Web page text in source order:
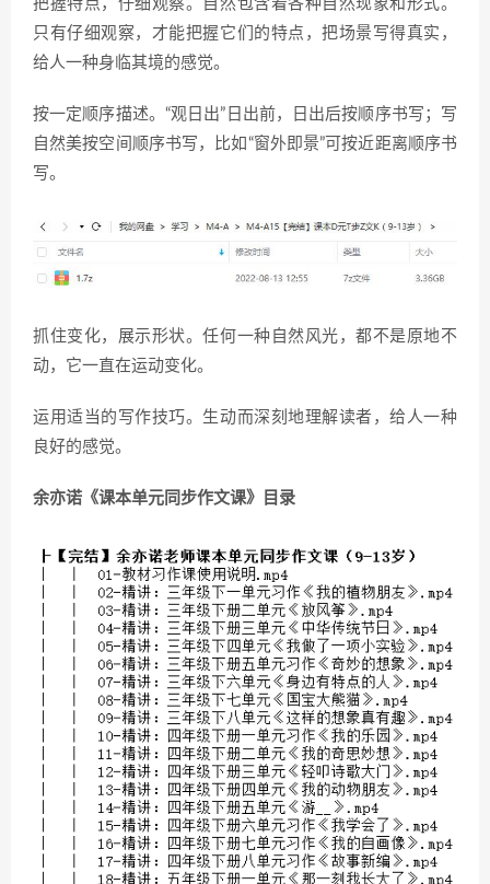
把握特点，仔细观察。自然包含着各种自然现象和形式。
只有仔细观察，才能把握它们的特点，把场景写得真实，
给人一种身临其境的感觉。
按一定顺序描述。“观日出”日出前，日出后按顺序书写；写
自然美按空间顺序书写，比如“窗外即景”可按近距离顺序书
写。
抓住变化，展示形状。任何一种自然风光，都不是原地不
动，它一直在运动变化。
运用适当的写作技巧。生动而深刻地理解读者，给人一种
良好的感觉。
余亦诺《课本单元同步作文课》目录